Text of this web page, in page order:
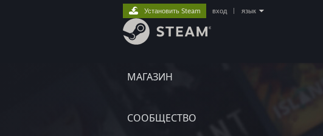
МАГАЗИН
СООБЩЕСТВО
Установить Steam вход язык